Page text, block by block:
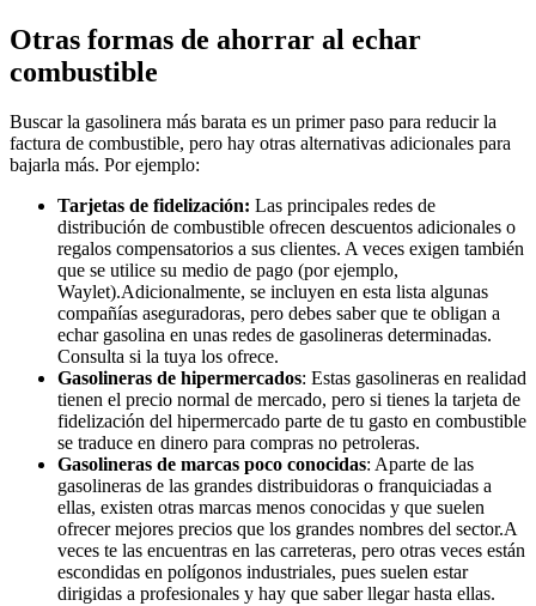
Otras formas de ahorrar al echar
combustible
Buscar la gasolinera más barata es un primer paso para reducir la
factura de combustible, pero hay otras alternativas adicionales para
bajarla más. Por ejemplo:
Tarjetas de fidelización: Las principales redes de
distribución de combustible ofrecen descuentos adicionales o
regalos compensatorios a sus clientes. A veces exigen también
que se utilice su medio de pago (por ejemplo,
Waylet).Adicionalmente, se incluyen en esta lista algunas
compañías aseguradoras, pero debes saber que te obligan a
echar gasolina en unas redes de gasolineras determinadas.
Consulta si la tuya los ofrece.
Gasolineras de hipermercados: Estas gasolineras en realidad
tienen el precio normal de mercado, pero si tienes la tarjeta de
fidelización del hipermercado parte de tu gasto en combustible
se traduce en dinero para compras no petroleras.
Gasolineras de marcas poco conocidas: Aparte de las
gasolineras de las grandes distribuidoras o franquiciadas a
ellas, existen otras marcas menos conocidas y que suelen
ofrecer mejores precios que los grandes nombres del sector.A
veces te las encuentras en las carreteras, pero otras veces están
escondidas en polígonos industriales, pues suelen estar
dirigidas a profesionales y hay que saber llegar hasta ellas.